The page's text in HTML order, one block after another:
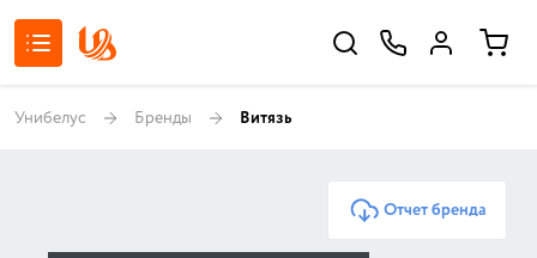
Унибелус Бренды Витязь
Отчет бренда